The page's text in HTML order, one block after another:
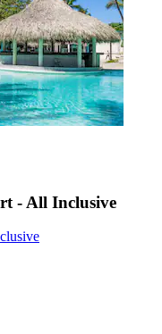
- All Inclusive